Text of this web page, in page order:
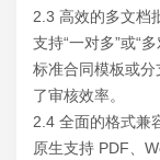
2.3 高效的多文档
支持“一对多”或“
标准合同模板或
了审核效率。
2.4 全面的格式兼
原生支持 PDF、